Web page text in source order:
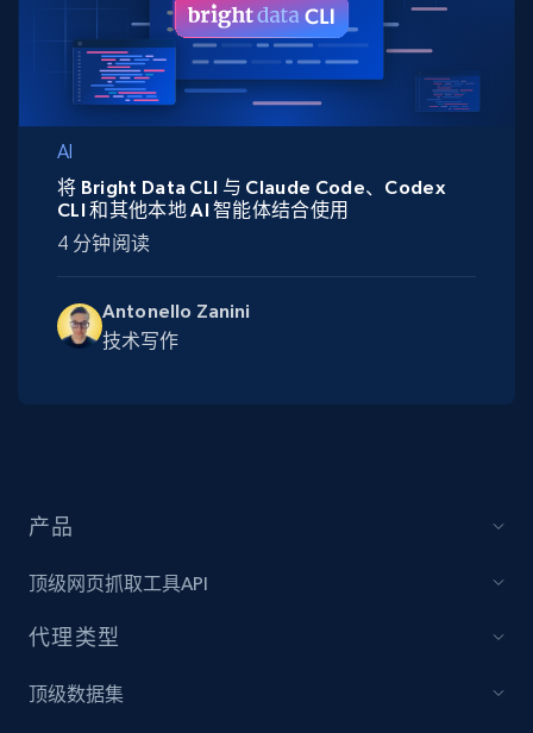
AI
Antonello Zanini
技术写作
将 Bright Data CLI 与 Claude Code、Codex
CLI 和其他本地 AI 智能体结合使用
4 分钟阅读
产品
顶级网页抓取工具API
代理类型
顶级数据集